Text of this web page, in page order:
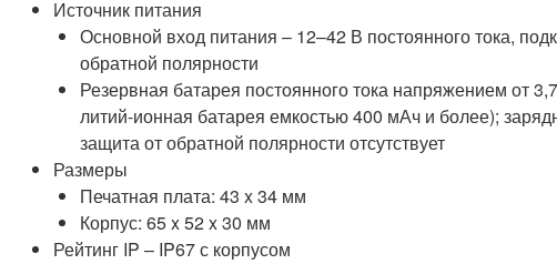
Источник питания
Основной вход питания – 12–42 В постоянного тока,
обратной полярности
Резервная батарея постоянного тока напряжением от
литий-ионная батарея емкостью 400 мАч и более);
защита от обратной полярности отсутствует
Размеры
Печатная плата: 43 x 34 мм
Корпус: 65 x 52 x 30 мм
Рейтинг IP – IP67 с корпусом